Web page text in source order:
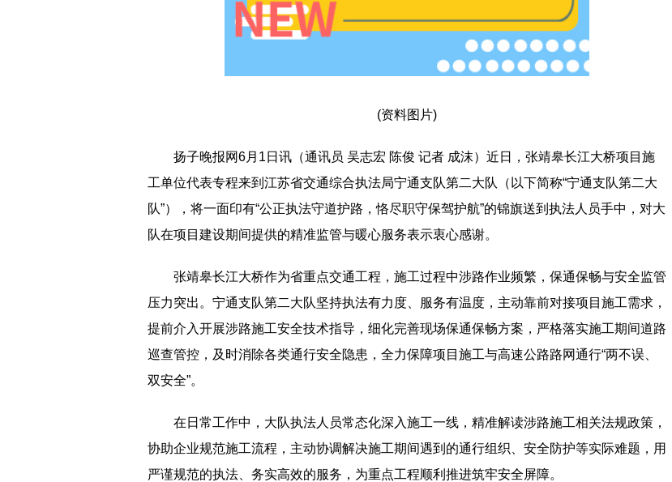
(资料图片)
扬子晚报网6月1日讯（通讯员 吴志宏 陈俊 记者 成沫）近日，张靖皋长江大桥项目施
工单位代表专程来到江苏省交通综合执法局宁通支队第二大队（以下简称“宁通支队第二大
队”），将一面印有“公正执法守道护路，恪尽职守保驾护航”的锦旗送到执法人员手中，对大
队在项目建设期间提供的精准监管与暖心服务表示衷心感谢。
张靖皋长江大桥作为省重点交通工程，施工过程中涉路作业频繁，保通保畅与安全监管
压力突出。宁通支队第二大队坚持执法有力度、服务有温度，主动靠前对接项目施工需求，
提前介入开展涉路施工安全技术指导，细化完善现场保通保畅方案，严格落实施工期间道路
巡查管控，及时消除各类通行安全隐患，全力保障项目施工与高速公路路网通行“两不误、
双安全”。
在日常工作中，大队执法人员常态化深入施工一线，精准解读涉路施工相关法规政策，
协助企业规范施工流程，主动协调解决施工期间遇到的通行组织、安全防护等实际难题，用
严谨规范的执法、务实高效的服务，为重点工程顺利推进筑牢安全屏障。